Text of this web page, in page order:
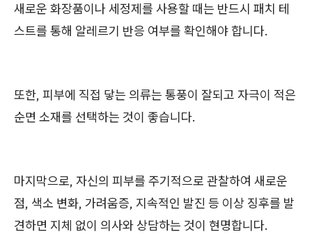
새로운 화장품이나 세정제를 사용할 때는 반드시 패치 테
스트를 통해 알레르기 반응 여부를 확인해야 합니다.
또한, 피부에 직접 닿는 의류는 통풍이 잘되고 자극이 적은
순면 소재를 선택하는 것이 좋습니다.
마지막으로, 자신의 피부를 주기적으로 관찰하여 새로운
점, 색소 변화, 가려움증, 지속적인 발진 등 이상 징후를 발
견하면 지체 없이 의사와 상담하는 것이 현명합니다.